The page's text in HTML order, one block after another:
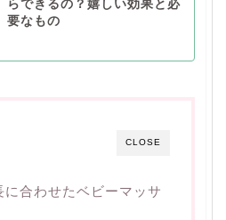
らできるの？嬉しい効果と必
要なもの
CLOSE
に合わせたベビーマッサ